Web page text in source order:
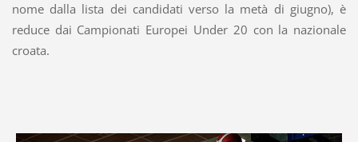
nome dalla lista dei candidati verso la metà di giugno), è
reduce dai Campionati Europei Under 20 con la nazionale
croata.